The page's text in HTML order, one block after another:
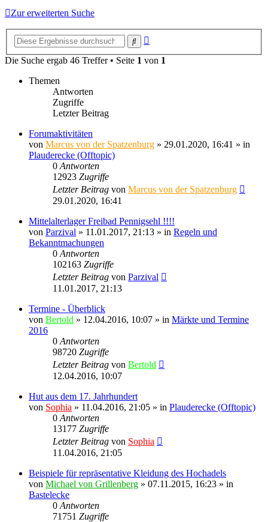
Zur erweiterten Suche
Suche
Die Suche ergab 46 Treffer • Seite 1 von 1
Themen
Antworten
Zugriffe
Letzter Beitrag
Forumaktivitäten
von Marcus von der Spatzenburg » 29.01.2020, 16:41 » in
Plauderecke (Offtopic)
0 Antworten
12923 Zugriffe
Letzter Beitrag von Marcus von der Spatzenburg
29.01.2020, 16:41
Mittelalterlager Freibad Pennigsehl !!!!
von Parzival » 11.01.2017, 21:13 » in Regeln und
Bekanntmachungen
0 Antworten
102163 Zugriffe
Letzter Beitrag von Parzival
11.01.2017, 21:13
Termine - Überblick
von Bertold » 12.04.2016, 10:07 » in Märkte und Termine
2016
0 Antworten
98720 Zugriffe
Letzter Beitrag von Bertold
12.04.2016, 10:07
Hut aus dem 17. Jahrhundert
von Sophia » 11.04.2016, 21:05 » in Plauderecke (Offtopic)
0 Antworten
13177 Zugriffe
Letzter Beitrag von Sophia
11.04.2016, 21:05
Beispiele für repräsentative Kleidung des Hochadels
von Michael von Grillenberg » 07.11.2015, 16:23 » in
Bastelecke
0 Antworten
71751 Zugriffe